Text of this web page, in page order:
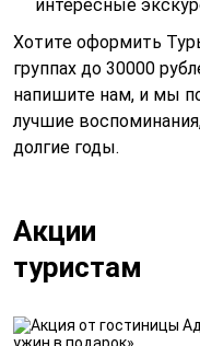
интересные
Хотите оформить
группах до 30000
напишите нам, и мы
лучшие
долгие годы.
Акции
туристам